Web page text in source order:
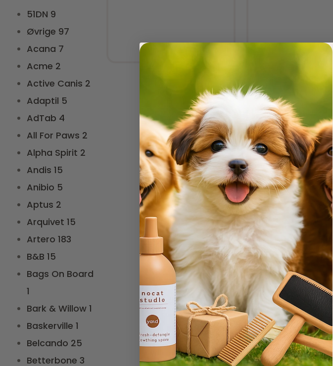
51DN 9
Øvrige 97
Acana 7
Acme 2
Active Canis 2
Adaptil 5
AdTab 4
All For Paws 2
Alpha Spirit 2
Andis 15
Anibio 5
Aptus 2
Arquivet 15
Artero 183
B&B 15
Bags On Board
1
Bark & Willow 1
Baskerville 1
Belcando 25
Betterbone 3
Tilføj til kurv Tilføj til kurv